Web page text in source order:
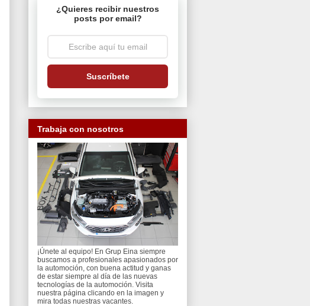
¿Quieres recibir nuestros
posts por email?
Suscríbete
Trabaja con nosotros
¡Únete al equipo! En Grup Eina siempre
buscamos a profesionales apasionados por
la automoción, con buena actitud y ganas
de estar siempre al día de las nuevas
tecnologías de la automoción. Visita
nuestra página clicando en la imagen y
mira todas nuestras vacantes.